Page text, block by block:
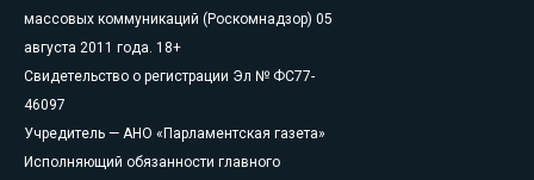
массовых коммуникаций (Роскомнадзор) 05
августа 2011 года. 18+
Свидетельство о регистрации Эл № ФС77-
46097
Учредитель — АНО «Парламентская газета»
Исполняющий обязанности главного